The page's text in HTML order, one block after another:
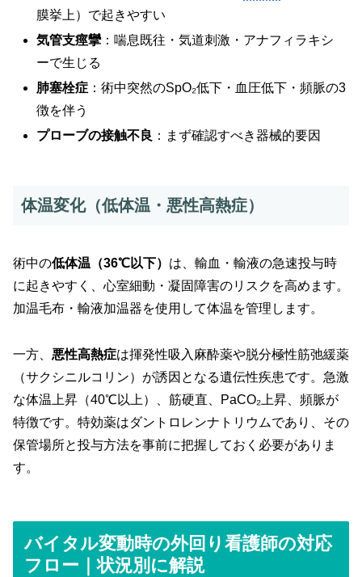
膜挙上）で起きやすい
気管支痙攣：喘息既往・気道刺激・アナフィラキシ
ーで生じる
肺塞栓症 ：術中突然のSpO₂低下・血圧低下・頻脈の3
徴を伴う
プローブの接触不良 ：まず確認すべき器械的要因
体温変化（低体温・悪性高熱症）
術中の低体温（36℃以下） は、輸血・輸液の急速投与時
に起きやすく、心室細動・凝固障害のリスクを高めます。
加温毛布・輸液加温器を使用して体温を管理します。
一方、 悪性高熱症は揮発性吸入麻酔薬や脱分極性筋弛緩薬
（サクシニルコリン）が誘因となる遺伝性疾患です。急激
な体温上昇（40℃以上）、筋硬直、PaCO₂上昇、頻脈が
特徴です。特効薬はダントロレンナトリウムであり、その
保管場所と投与方法を事前に把握しておく必要がありま
す。
バイタル変動時の外回り看護師の対応
フロー｜状況別に解説